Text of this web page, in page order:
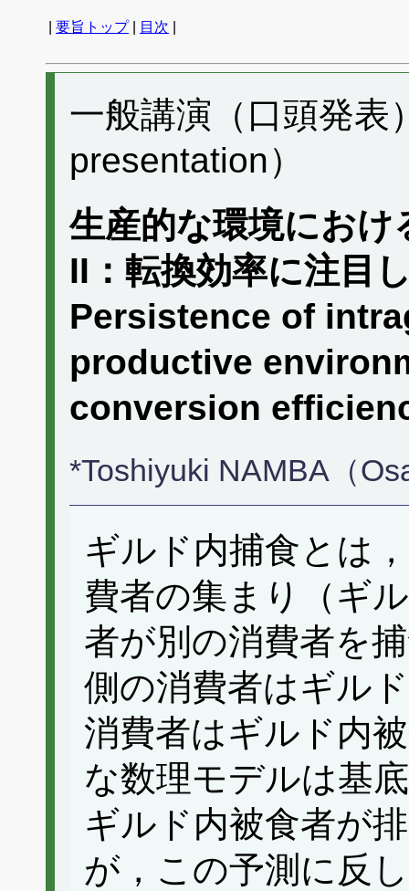
要旨トップ| 目次
一般講演（口頭発
presentation）
生産的な環境におけ
II：転換効率に注目
Persistence of
productive
conversion
*Toshiyuki NAMBA（
ギルド内捕食とは
費者の集まり（ギ
者が別の消費者を
側の消費者はギル
消費者はギルド内
な数理モデルは基
ギルド内被食者が
が，この予測に反